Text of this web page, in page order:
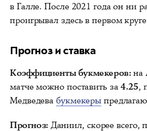
в Галле. После 2021 года он ни
проигрывал здесь в первом
Прогноз и ставка
Коэффициенты букмекеров: на
матче можно поставить за4.25,
Медведева букмекеры
Прогноз: Даниил, скорее всего,